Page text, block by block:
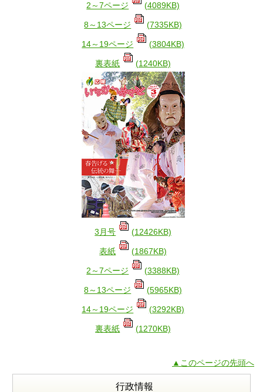
2～7ページ (4089KB)
8～13ページ (7335KB)
14～19ページ (3804KB)
裏表紙 (1240KB)
3月号 (12426KB)
表紙 (1867KB)
2～7ページ (3388KB)
8～13ページ (5965KB)
14～19ページ (3292KB)
裏表紙 (1270KB)
▲このページの先頭へ
行政情報